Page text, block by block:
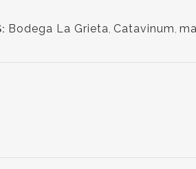
Bodega La Grieta, Catavinum,